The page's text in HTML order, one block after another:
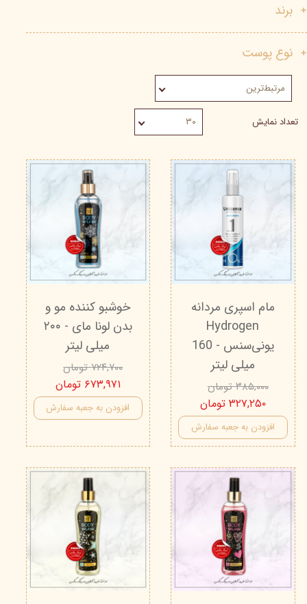
برند
نوع پوست
مرتبط‌ترین
تعداد نمایش ۳۰
مام اسپری مردانه
Hydrogen
یونی‌سنس - 160
میلی لیتر
۳۸۵,۰۰۰ تومان
۳۲۷,۲۵۰ تومان
افزودن به جعبه سفارش
خوشبو کننده مو و
بدن لونا مای - ۲۰۰
میلی لیتر
۷۲۴,۷۰۰ تومان
۶۷۳,۹۷۱ تومان
افزودن به جعبه سفارش